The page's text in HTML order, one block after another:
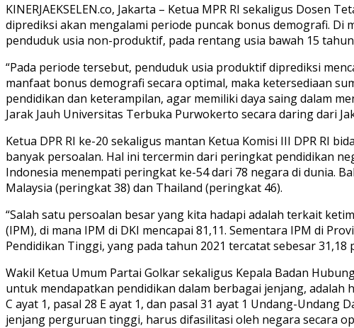
KINERJAEKSELEN.co, Jakarta – Ketua MPR RI sekaligus
diprediksi akan mengalami periode puncak bonus demografi.
penduduk usia non-produktif, pada rentang usia bawah 15
“Pada periode tersebut, penduduk usia produktif diprediksi
manfaat bonus demografi secara optimal, maka ketersediaan
pendidikan dan keterampilan, agar memiliki daya saing dalam
Jarak Jauh Universitas Terbuka Purwokerto secara daring dari
Ketua DPR RI ke-20 sekaligus mantan Ketua Komisi III DPR RI
banyak persoalan. Hal ini tercermin dari peringkat pendidikan
Indonesia menempati peringkat ke-54 dari 78 negara di dunia.
Malaysia (peringkat 38) dan Thailand (peringkat 46).
“Salah satu persoalan besar yang kita hadapi adalah terkait
(IPM), di mana IPM di DKI mencapai 81,11. Sementara IPM di
Pendidikan Tinggi, yang pada tahun 2021 tercatat sebesar 31,18
Wakil Ketua Umum Partai Golkar sekaligus Kepala Badan
untuk mendapatkan pendidikan dalam berbagai jenjang, adalah
C ayat 1, pasal 28 E ayat 1, dan pasal 31 ayat 1 Undang-
jenjang perguruan tinggi, harus difasilitasi oleh negara secara